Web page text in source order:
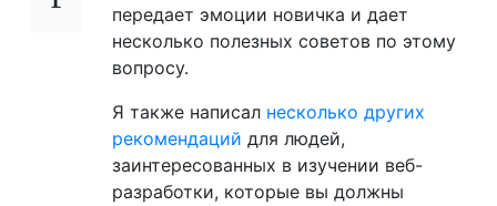
передает эмоции новичка и дает
несколько полезных советов по этому
вопросу.
Я также написал несколько других
рекомендаций для людей,
заинтересованных в изучении веб-
разработки, которые вы должны